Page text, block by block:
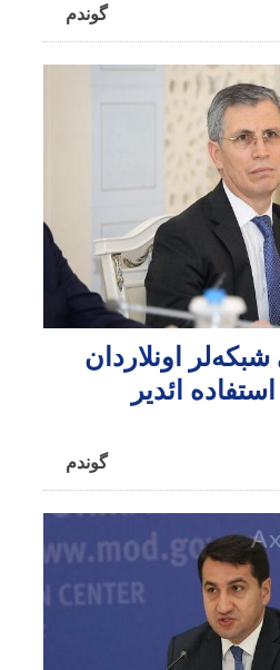
گوندم
شبکه‌لر اونلاردان
ائدیر
گوندم